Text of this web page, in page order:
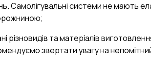
Самолігувальні системи не мають
різновидів та матеріалів
звертати увагу на